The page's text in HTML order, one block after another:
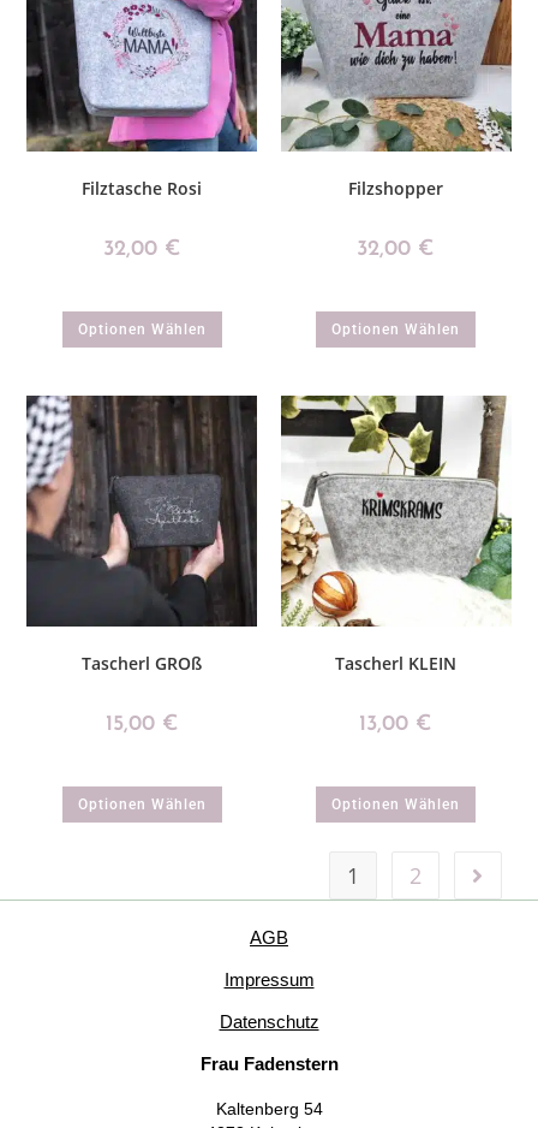
Filztasche Rosi
32,00 €
Optionen Wählen
Filzshopper
32,00 €
Optionen Wählen
Tascherl GROß
15,00 €
Optionen Wählen
Tascherl KLEIN
13,00 €
Optionen Wählen
1 2
Frau Fadenstern
Kaltenberg 54
Impressum
Datenschutz
AGB